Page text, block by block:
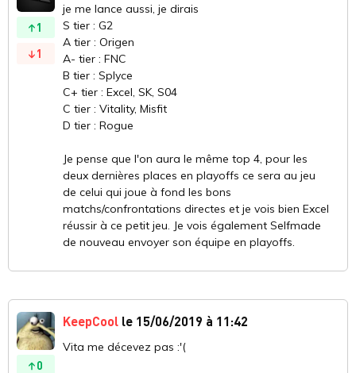
1
1
je me lance aussi, je dirais
S tier : G2
A tier : Origen
A- tier : FNC
B tier : Splyce
C+ tier : Excel, SK, S04
C tier : Vitality, Misfit
D tier : Rogue
Je pense que l'on aura le même top 4, pour les
deux dernières places en playoffs ce sera au jeu
de celui qui joue à fond les bons
matchs/confrontations directes et je vois bien Excel
réussir à ce petit jeu. Je vois également Selfmade
de nouveau envoyer son équipe en playoffs.
0
KeepCool le 15/06/2019 à 11:42
Vita me décevez pas :'(